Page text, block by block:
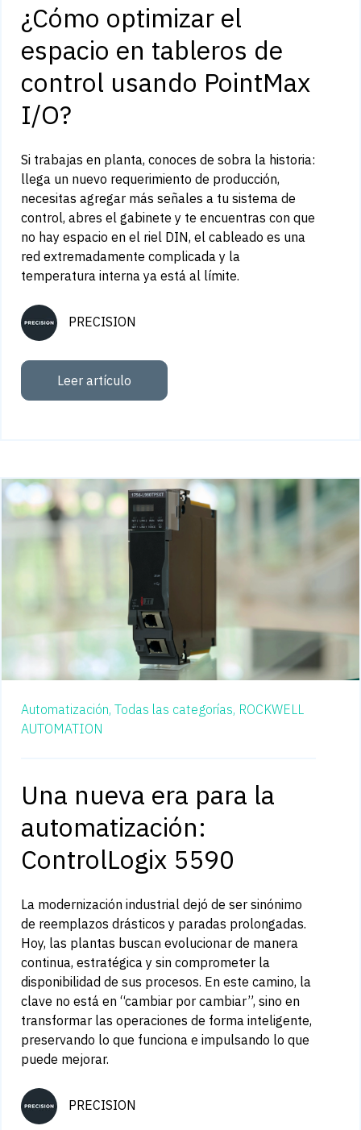
¿Cómo optimizar el
espacio en tableros de
control usando PointMax
I/O?
Si trabajas en planta, conoces de sobra la historia:
llega un nuevo requerimiento de producción,
necesitas agregar más señales a tu sistema de
control, abres el gabinete y te encuentras con que
no hay espacio en el riel DIN, el cableado es una
red extremadamente complicada y la
temperatura interna ya está al límite.
PRECISION
Leer artículo
Automatización, Todas las categorías, ROCKWELL
AUTOMATION
Una nueva era para la
automatización:
ControlLogix 5590
La modernización industrial dejó de ser sinónimo
de reemplazos drásticos y paradas prolongadas.
Hoy, las plantas buscan evolucionar de manera
continua, estratégica y sin comprometer la
disponibilidad de sus procesos. En este camino, la
clave no está en “cambiar por cambiar”, sino en
transformar las operaciones de forma inteligente,
preservando lo que funciona e impulsando lo que
puede mejorar.
PRECISION